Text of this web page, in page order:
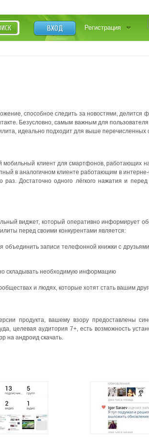
ВХОД Регистрация
способное следить за новостями, делится
Безусловно, самым важным для
идеально подходит для выше перечисленных
клиент для смартфонов, работающих
в аналогичном клиенте работающим в
раз. Достаточно одного лёгкого нажатия и
виджет, который оперативно информирует
перед своими конкурентами является:
объединить записи телефонной книжки с
складывать необходимую информацию
и людях, которые хотят стать вашим
продукта, вашему взору предоставлены
целевая аудитория 7+, есть возможность
на андроид скачать.